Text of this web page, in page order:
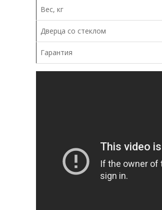
Вес, кг
Дверца со стеклом
Гарантия